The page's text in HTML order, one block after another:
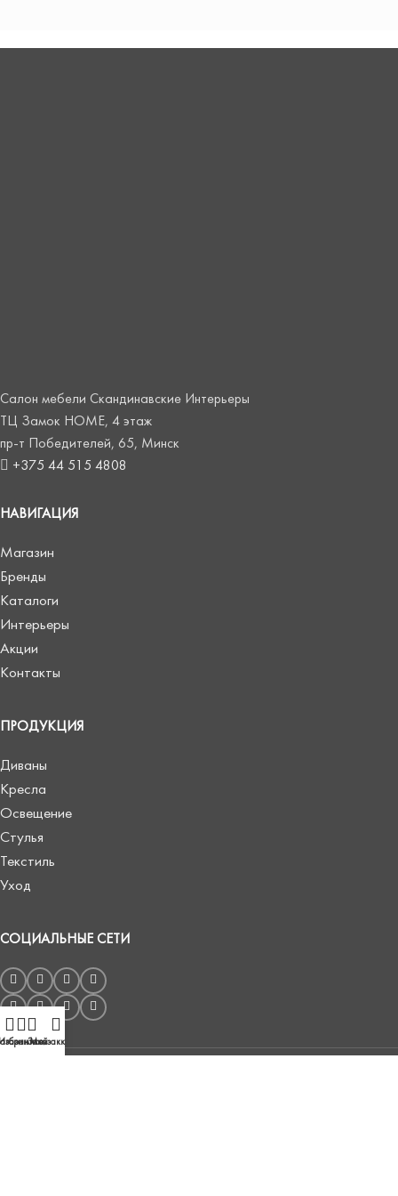
Салон мебели Скандинавские Интерьеры
ТЦ Замок HOME, 4 этаж
пр-т Победителей, 65, Минск
+375 44 515 4808
НАВИГАЦИЯ
Магазин
Бренды
Каталоги
Интерьеры
Акции
Контакты
ПРОДУКЦИЯ
Диваны
Кресла
Освещение
Стулья
Текстиль
Уход
СОЦИАЛЬНЫЕ СЕТИ
Заказ
Мой аккаунт